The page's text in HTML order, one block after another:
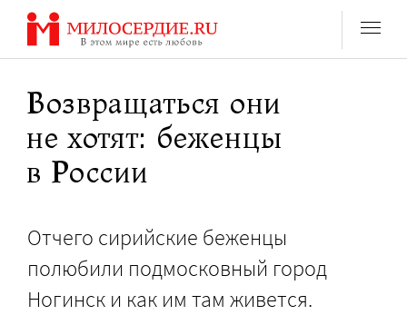
Перейти
содержанию
Возвращаться они
не хотят: беженцы
в России
Отчего сирийские беженцы
полюбили подмосковный город
Ногинск и как им там живется.